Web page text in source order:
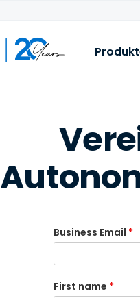
Business Email *
First name *